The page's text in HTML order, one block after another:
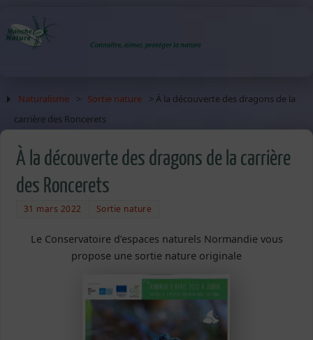
Naturalisme > Sortie nature
> À la découverte des dragons de la
carrière des Roncerets
À la découverte des dragons de la carrière
des Roncerets
31 mars 2022 Sortie nature
Le Conservatoire d’espaces naturels Normandie vous
propose une sortie nature originale